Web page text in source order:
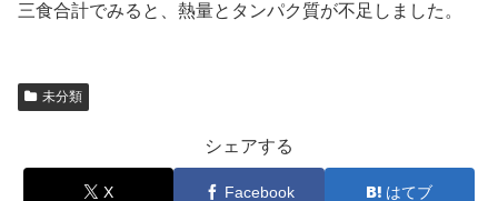
三食合計でみると、熱量とタンパク質が不足しました。
未分類
シェアする
X Facebook はてブ